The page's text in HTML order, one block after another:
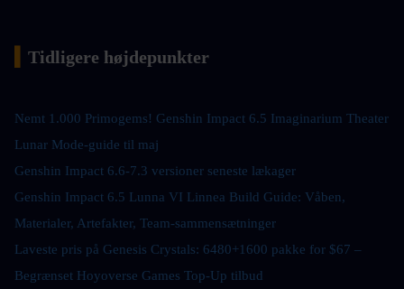
Tidligere højdepunkter
Nemt 1.000 Primogems! Genshin Impact 6.5 Imaginarium Theater
Lunar Mode-guide til maj
Genshin Impact 6.6-7.3 versioner seneste lækager
Genshin Impact 6.5 Lunna VI Linnea Build Guide: Våben,
Materialer, Artefakter, Team-sammensætninger
Laveste pris på Genesis Crystals: 6480+1600 pakke for $67 –
Begrænset Hoyoverse Games Top-Up tilbud